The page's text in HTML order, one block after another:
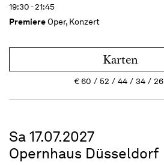
19:30 - 21:45
PremiereOper, Konzert
Karten
€60 52 44 34 26
Sa 17.07.2027
Opernhaus Düsseldorf